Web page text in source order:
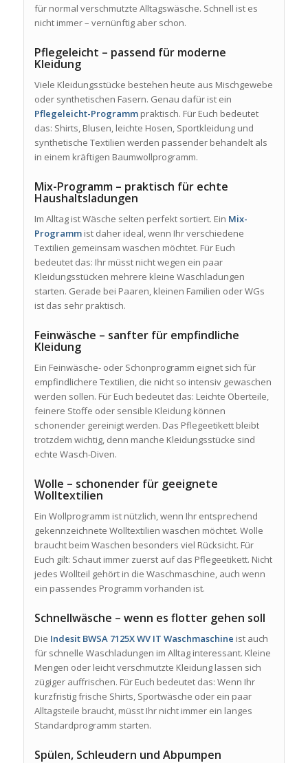
für normal verschmutzte Alltagswäsche. Schnell ist es
nicht immer – vernünftig aber schon.
Pflegeleicht – passend für moderne
Kleidung
Viele Kleidungsstücke bestehen heute aus Mischgewebe
oder synthetischen Fasern. Genau dafür ist ein
Pflegeleicht-Programmpraktisch. Für Euch bedeutet
das: Shirts, Blusen, leichte Hosen, Sportkleidung und
synthetische Textilien werden passender behandelt als
in einem kräftigen Baumwollprogramm.
Mix-Programm – praktisch für echte
Haushaltsladungen
Im Alltag ist Wäsche selten perfekt sortiert. Ein Mix-
Programmist daher ideal, wenn Ihr verschiedene
Textilien gemeinsam waschen möchtet. Für Euch
bedeutet das: Ihr müsst nicht wegen ein paar
Kleidungsstücken mehrere kleine Waschladungen
starten. Gerade bei Paaren, kleinen Familien oder WGs
ist das sehr praktisch.
Feinwäsche – sanfter für empfindliche
Kleidung
Ein Feinwäsche- oder Schonprogramm eignet sich für
empfindlichere Textilien, die nicht so intensiv gewaschen
werden sollen. Für Euch bedeutet das: Leichte Oberteile,
feinere Stoffe oder sensible Kleidung können
schonender gereinigt werden. Das Pflegeetikett bleibt
trotzdem wichtig, denn manche Kleidungsstücke sind
echte Wasch-Diven.
Wolle – schonender für geeignete
Wolltextilien
Ein Wollprogramm ist nützlich, wenn Ihr entsprechend
gekennzeichnete Wolltextilien waschen möchtet. Wolle
braucht beim Waschen besonders viel Rücksicht. Für
Euch gilt: Schaut immer zuerst auf das Pflegeetikett. Nicht
jedes Wollteil gehört in die Waschmaschine, auch wenn
ein passendes Programm vorhanden ist.
Schnellwäsche – wenn es flotter gehen soll
Die Indesit BWSA 7125X WV IT Waschmaschine ist auch
für schnelle Waschladungen im Alltag interessant. Kleine
Mengen oder leicht verschmutzte Kleidung lassen sich
zügiger auffrischen. Für Euch bedeutet das: Wenn Ihr
kurzfristig frische Shirts, Sportwäsche oder ein paar
Alltagsteile braucht, müsst Ihr nicht immer ein langes
Standardprogramm starten.
Spülen, Schleudern und Abpumpen